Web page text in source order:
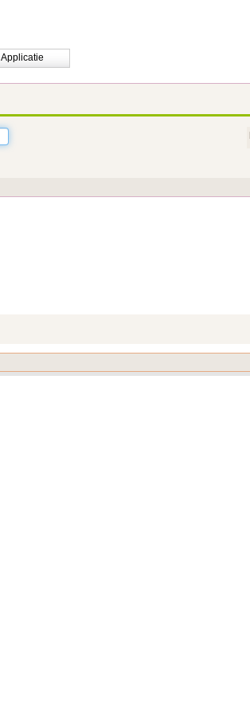
Applicatie